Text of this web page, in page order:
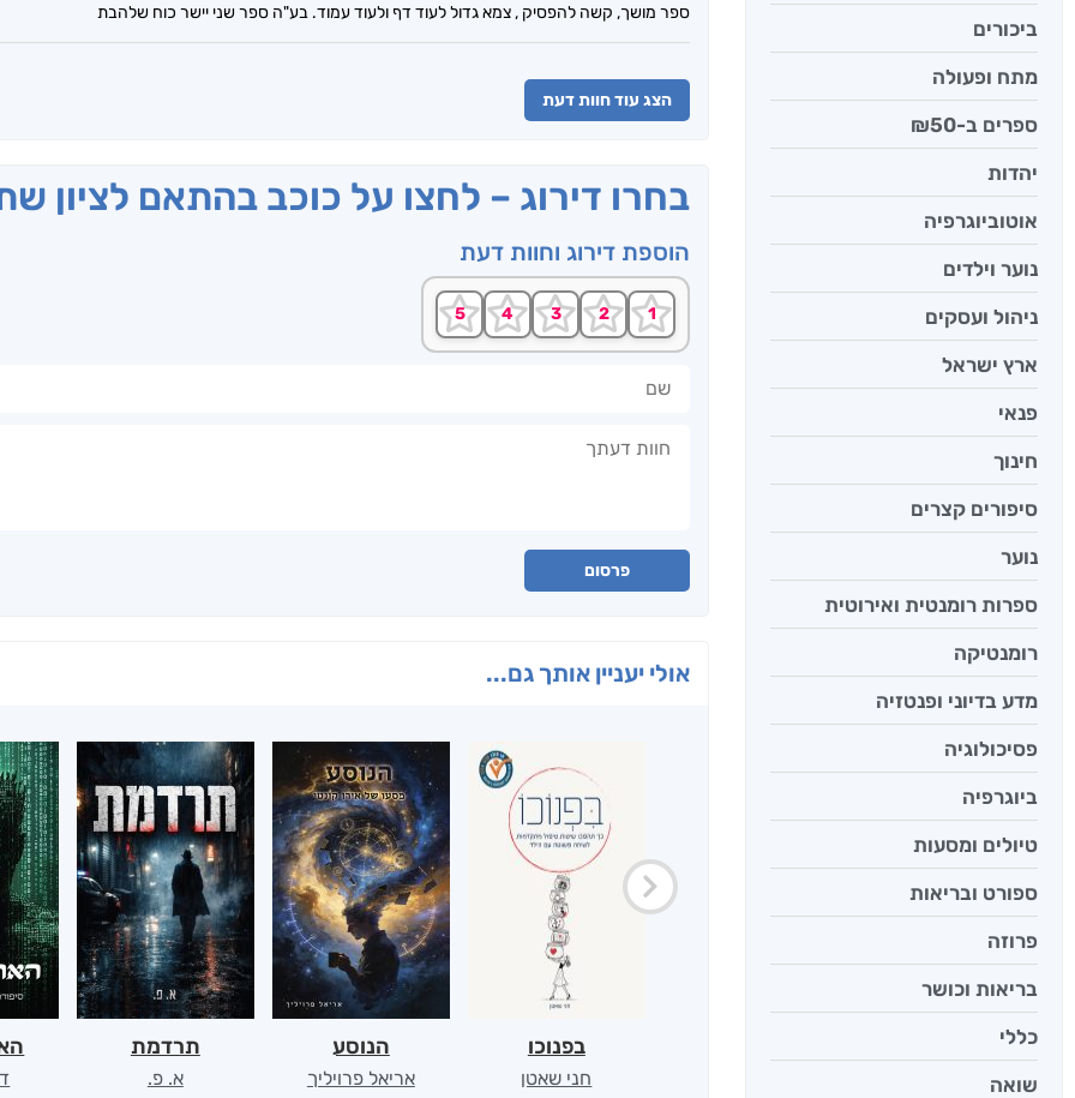
ביכורים
מתח ופעולה
ספרים ב-₪50
יהדות
אוטוביוגרפיה
נוער וילדים
ניהול ועסקים
ארץ ישראל
פנאי
חינוך
סיפורים קצרים
נוער
ספרות רומנטית ואירוטית
רומנטיקה
מדע בדיוני ופנטזיה
פסיכולוגיה
ביוגרפיה
טיולים ומסעות
ספורט ובריאות
פרוזה
בריאות וכושר
כללי
שואה
ספר מושך, קשה להפסיק , צמא גדול לעוד דף ולעוד עמוד. בע"ה ספר שני יישר כוח שלהבת
הצג עוד חוות דעת
בחרו דירוג – לחצו על כוכב בהתאם לציון
הוספת דירוג וחוות דעת
פרסום
אולי יעניין אותך גם...
בפנוכו
חני שאטן
הנוסע
אריאל פרויליך
תרדמת
א. פ.